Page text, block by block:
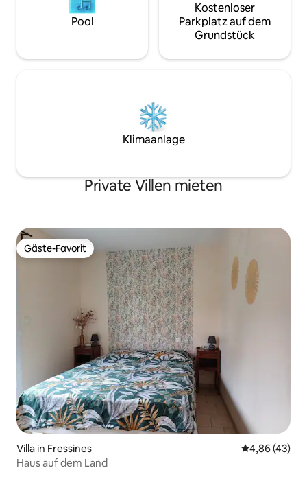
Pool
Kostenloser
Parkplatz auf dem
Grundstück
Klimaanlage
Private Villen mieten
Gäste-Favorit
Gäste-Favorit
Villa in Fressines
4,86 (43)
Haus auf dem Land